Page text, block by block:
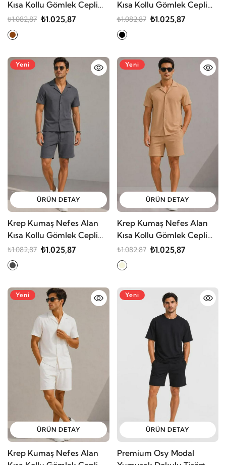
Kısa Kollu Gömlek Cepli
Şort Alt Üst Takım
₺1.082,87 ₺1.025,87
Kısa Kollu Gömlek Cepli
Şort Alt Üst Takım
₺1.082,87 ₺1.025,87
Yeni
ÜRÜN DETAY
Krep Kumaş Nefes Alan
Kısa Kollu Gömlek Cepli
Şort Alt Üst Takım
₺1.082,87 ₺1.025,87
Yeni
ÜRÜN DETAY
Krep Kumaş Nefes Alan
Kısa Kollu Gömlek Cepli
Şort Alt Üst Takım
₺1.082,87 ₺1.025,87
Yeni
ÜRÜN DETAY
Krep Kumaş Nefes Alan
Yeni
ÜRÜN DETAY
Premium Osy Modal